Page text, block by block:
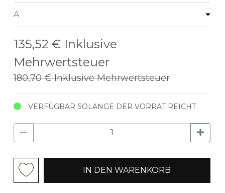
135,52 € Inklusive
Mehrwertsteuer
180,70 €Inklusive Mehrwertsteuer
VERFÜGBAR SOLANGE DER VORRAT REICHT
IN DEN WARENKORB